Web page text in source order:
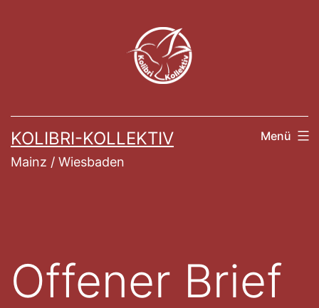
KOLIBRI-KOLLEKTIV
Mainz / Wiesbaden
Menü
Offener Brief